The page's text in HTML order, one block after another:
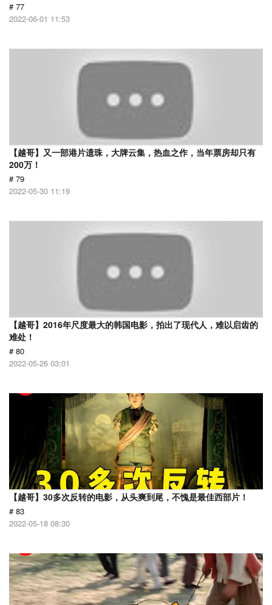
# 77
2022-06-01 11:53
【越哥】又一部港片遗珠，大牌云集，热血之作，当年票房却只有
200万！
# 79
2022-05-30 11:19
【越哥】2016年尺度最大的韩国电影，拍出了现代人，难以启齿的
难处！
# 80
2022-05-26 03:01
【越哥】30多次反转的电影，从头爽到尾，不愧是最佳西部片！
# 83
2022-05-18 08:30